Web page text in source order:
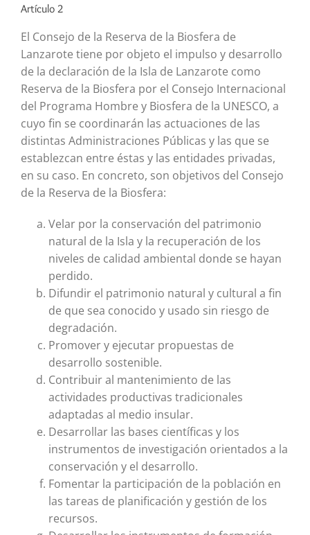
Artículo 2
El Consejo de la Reserva de la Biosfera de
Lanzarote tiene por objeto el impulso y desarrollo
de la declaración de la Isla de Lanzarote como
Reserva de la Biosfera por el Consejo Internacional
del Programa Hombre y Biosfera de la UNESCO, a
cuyo fin se coordinarán las actuaciones de las
distintas Administraciones Públicas y las que se
establezcan entre éstas y las entidades privadas,
en su caso. En concreto, son objetivos del Consejo
de la Reserva de la Biosfera:
Velar por la conservación del patrimonio
natural de la Isla y la recuperación de los
niveles de calidad ambiental donde se hayan
perdido.
Difundir el patrimonio natural y cultural a fin
de que sea conocido y usado sin riesgo de
degradación.
Promover y ejecutar propuestas de
desarrollo sostenible.
Contribuir al mantenimiento de las
actividades productivas tradicionales
adaptadas al medio insular.
Desarrollar las bases científicas y los
instrumentos de investigación orientados a la
conservación y el desarrollo.
Fomentar la participación de la población en
las tareas de planificación y gestión de los
recursos.